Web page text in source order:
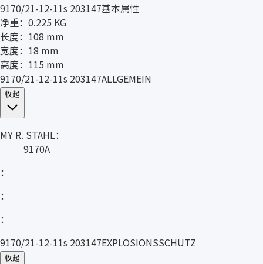
9170/21-12-11s 203147基本属性
净重：0.225 KG
长度：108 mm
宽度：18 mm
高度：115 mm
9170/21-12-11s 203147ALLGEMEIN
收起
MY R. STAHL：
9170A
：
：
：
9170/21-12-11s 203147EXPLOSIONSSCHUTZ
收起